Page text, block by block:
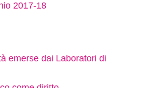
2017-18
emerse dai Laboratori di